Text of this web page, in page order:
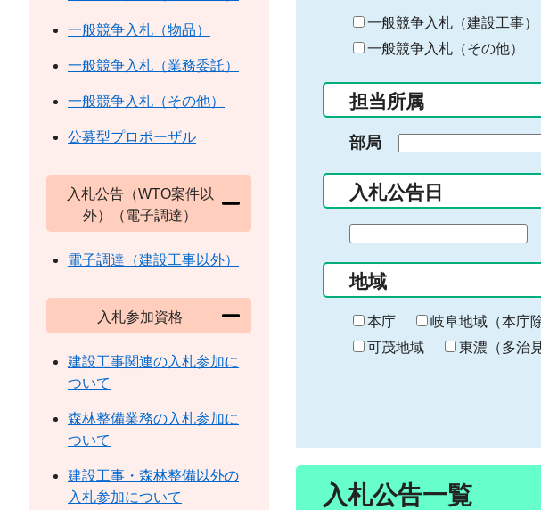
キ
ー
ー
入
力
一般競争入札（建設工事）
一般競争入札（その他）
担当所属
部局
入札公告日
の
始
ま
り
地域
本庁 岐阜地域（本庁
可茂地域
東濃（多治
入札公告一覧
一般競争入札（物品）
一般競争入札（業務委託）
一般競争入札（その他）
公募型プロポーザル
入札公告（WTO案件以
外）（電子調達）
電子調達（建設工事以外）
入札参加資格
建設工事関連の入札参加に
ついて
森林整備業務の入札参加に
ついて
建設工事・森林整備以外の
入札参加について